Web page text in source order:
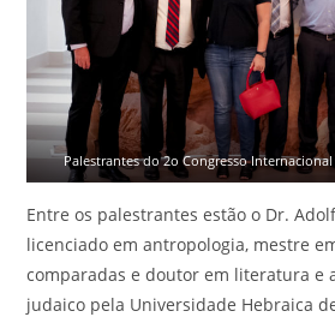
Palestrantes do 2o Congresso
Entre os palestrantes estão o Dr.
licenciado em antropologia, mestre
comparadas e doutor em literatura e
judaico pela Universidade Hebraica